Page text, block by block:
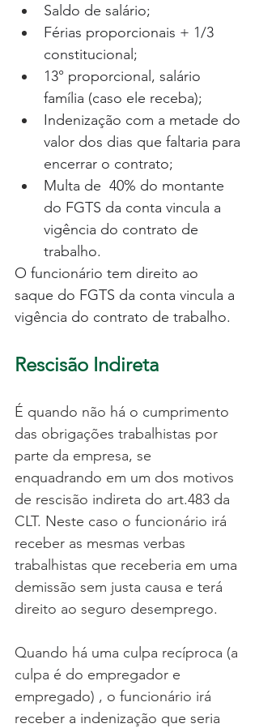
Saldo de salário;
Férias proporcionais + 1/3
constitucional;
13° proporcional, salário
família (caso ele receba);
Indenização com a metade do
valor dos dias que faltaria para
encerrar o contrato;
Multa de  40% do montante
do FGTS da conta vincula a
vigência do contrato de
trabalho.
O funcionário tem direito ao
saque do FGTS da conta vincula a
vigência do contrato de trabalho.
Rescisão Indireta
É quando não há o cumprimento
das obrigações trabalhistas por
parte da empresa, se
enquadrando em um dos motivos
de rescisão indireta do art.483 da
CLT. Neste caso o funcionário irá
receber as mesmas verbas
trabalhistas que receberia em uma
demissão sem justa causa e terá
direito ao seguro desemprego.
Quando há uma culpa recíproca (a
culpa é do empregador e
empregado) , o funcionário irá
receber a indenização que seria